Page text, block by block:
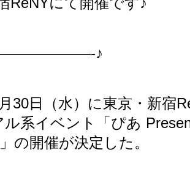
♪
30日（水）に東京・新宿
ル系イベント「ぴあ
の開催が決定した。